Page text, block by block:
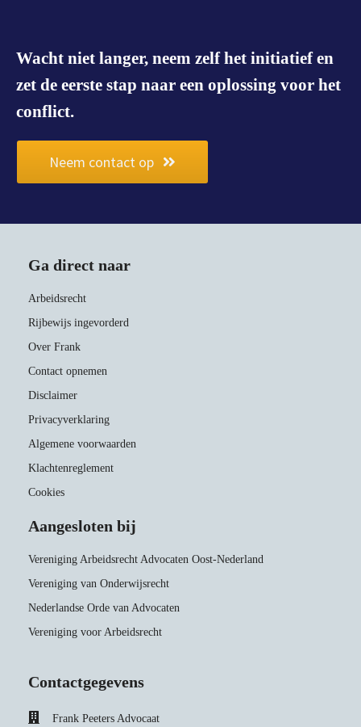
Wacht niet langer, neem zelf het initiatief en
zet de eerste stap naar een oplossing voor het
conflict.
Neem contact op
Ga direct naar
Arbeidsrecht
Rijbewijs ingevorderd
Over Frank
Contact opnemen
Disclaimer
Privacyverklaring
Algemene voorwaarden
Klachtenreglement
Cookies
Aangesloten bij
Vereniging Arbeidsrecht Advocaten Oost-Nederland
Vereniging van Onderwijsrecht
Nederlandse Orde van Advocaten
Vereniging voor Arbeidsrecht
Contactgegevens
Frank Peeters Advocaat